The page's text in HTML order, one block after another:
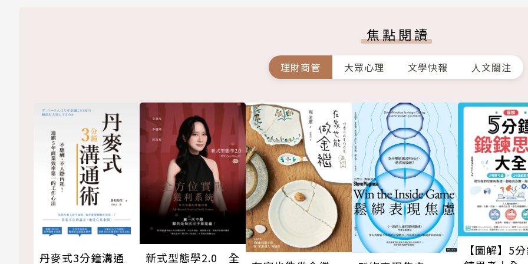
焦點閱讀
理財商管 大眾心理 文學快報 人文關注
丹麥式3分鐘溝通 新式型態學2.0 全
【圖解】5